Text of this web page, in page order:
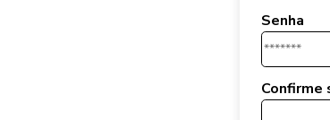
Senha
Confirme